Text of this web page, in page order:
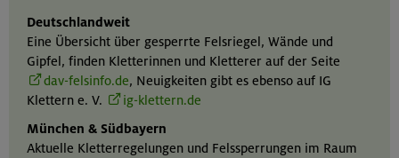
Deutschlandweit
Eine Übersicht über gesperrte Felsriegel, Wände und
Gipfel, finden Kletterinnen und Kletterer auf der Seite
dav-felsinfo.de, Neuigkeiten gibt es ebenso auf IG
Klettern e. V.
ig-klettern.de
München & Südbayern
Aktuelle Kletterregelungen und Felssperrungen im Raum